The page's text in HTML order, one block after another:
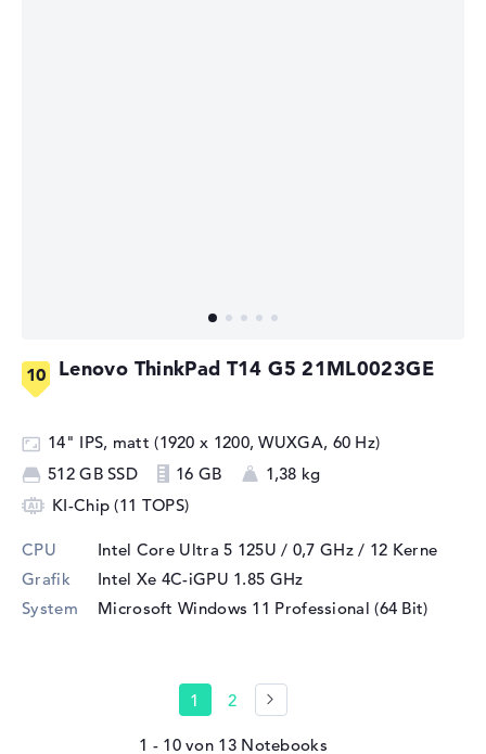
Lenovo ThinkPad T14 G5 21ML0023GE
14" IPS, matt (1920 x 1200, WUXGA, 60 Hz)
512 GB SSD
16 GB
1,38 kg
KI-Chip (11 TOPS)
CPU Intel Core Ultra 5 125U / 0,7 GHz/ 12 Kerne
Grafik
Intel Xe 4C-iGPU 1.85 GHz
System
Microsoft Windows 11 Professional (64 Bit)
1 2
1 - 10von 13